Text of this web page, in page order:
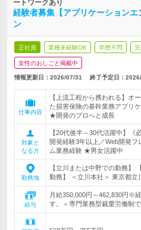
ートワークあり
経験者募集【アプリケーション
ン
正社員 業種未経験OK 学歴不問
女性のおしごと掲載中
情報更新日：2026/07/31 終了予定日：
仕事内容
【上流工程から携われる】オ
た損害保険の基幹業務アプリ
★開発のプロへと成長
対象と
なる方
【20代後半～30代活躍中】《
開発経験3年以上／Web開発
ム業務経験 ★男女活躍中
勤務地
【立川または中野での勤務】
勤務】 ＜立川本社＞ 東京都立
給与
月給350,000円～462,830円※
す。＜専門業務型裁量労働制